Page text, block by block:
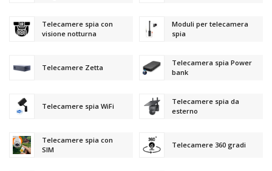
Telecamere spia con
visione notturna
Moduli per telecamera
spia
Telecamere Zetta
Telecamera spia Power
bank
Telecamere spia WiFi
Telecamere spia da
esterno
Telecamere spia con
SIM
Telecamere 360 gradi